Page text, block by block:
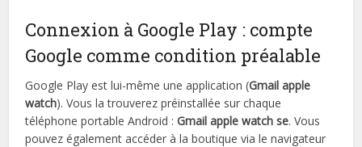
Connexion à Google Play : compte
Google comme condition préalable
Google Play est lui-même une application (Gmail apple
watch). Vous la trouverez préinstallée sur chaque
téléphone portable Android :Gmail apple watch se. Vous
pouvez également accéder à la boutique via le navigateur